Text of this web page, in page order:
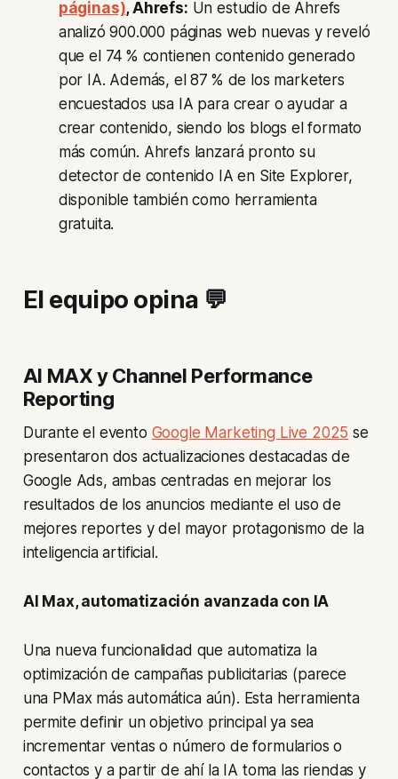
páginas), Ahrefs: Un estudio de Ahrefs
analizó 900.000 páginas web nuevas y reveló
que el 74 % contienen contenido generado
por IA. Además, el 87 % de los marketers
encuestados usa IA para crear o ayudar a
crear contenido, siendo los blogs el formato
más común. Ahrefs lanzará pronto su
detector de contenido IA en Site Explorer,
disponible también como herramienta
gratuita.
El equipo opina 💬
AI MAX y Channel Performance
Reporting
Durante el evento Google Marketing Live 2025 se
presentaron dos actualizaciones destacadas de
Google Ads, ambas centradas en mejorar los
resultados de los anuncios mediante el uso de
mejores reportes y del mayor protagonismo de la
inteligencia artificial.
AI Max, automatización avanzada con IA
Una nueva funcionalidad que automatiza la
optimización de campañas publicitarias (parece
una PMax más automática aún). Esta herramienta
permite definir un objetivo principal ya sea
incrementar ventas o número de formularios o
contactos y a partir de ahí la IA toma las riendas y